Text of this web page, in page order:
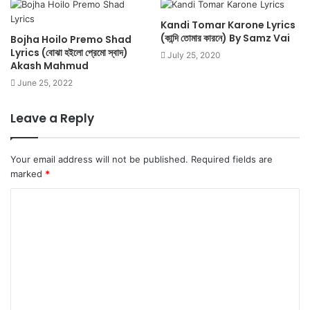
Bojha Hoilo Premo Shad
Lyrics (বোঝা হইলো প্রেমো স্বাদ)
Akash Mahmud
June 25, 2022
Kandi Tomar Karone Lyrics
(কান্দি তোমার কারনে) By Samz Vai
July 25, 2020
Leave a Reply
Your email address will not be published. Required fields are
marked *